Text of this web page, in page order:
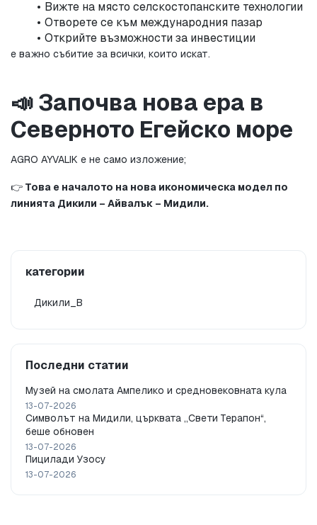
Вижте на място селскостопанските технологии
Отворете се към международния пазар
Открийте възможности за инвестиции
е важно събитие за всички, които искат.
📣 Започва нова ера в
Северното Егейско море
AGRO AYVALIK е не само изложение;
👉 Това е началото на нова икономическа модел по
линията Дикили – Айвалък – Мидили.
категории
Дикили_B
Последни статии
Музей на смолата Ампелико и средновековната кула
13-07-2026
Символът на Мидили, църквата „Свети Терапон“,
беше обновен
13-07-2026
Пицилади Узосу
13-07-2026